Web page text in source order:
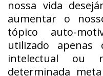
nossa vida
aumentar o
tópico auto-
utilizado apenas
intelectual ou
determinada